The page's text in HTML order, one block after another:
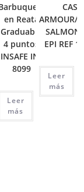
I
P03R
en Reata
Graduable
4 puntos
INSAFE IN-
8099
Leer
más
ARMOUR/
SALMON
EPI REF
Leer
más